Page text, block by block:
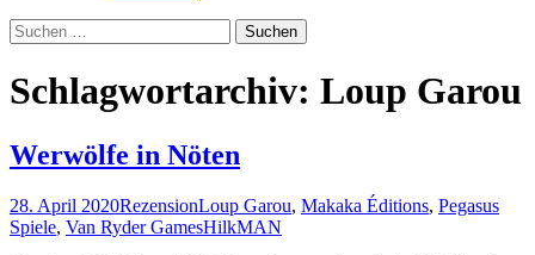
Suchen
nach:
Schlagwortarchiv: Loup Garou
Werwölfe in Nöten
28. April 2020RezensionLoup Garou, Makaka Éditions, Pegasus
Spiele, Van Ryder GamesHilkMAN